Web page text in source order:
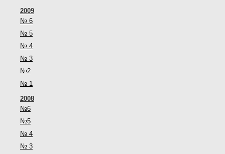
2009
№ 6
№ 5
№ 4
№ 3
№2
№ 1
2008
№6
№5
№ 4
№ 3